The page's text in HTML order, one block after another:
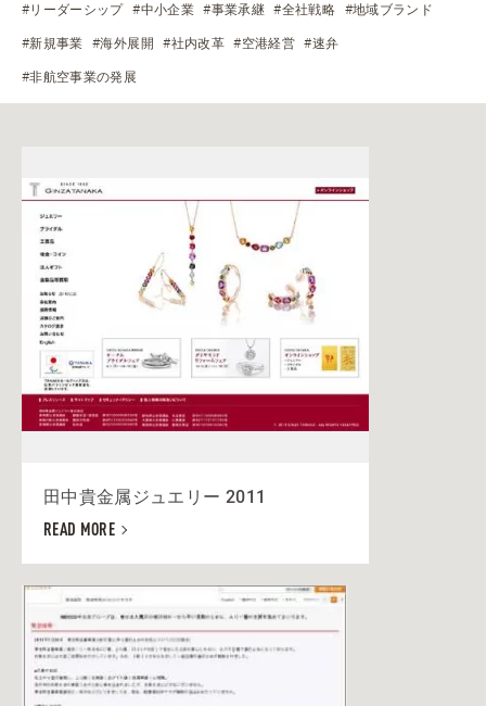
#リーダーシップ #中小企業 #事業承継 #全社戦略 #地域ブランド
#新規事業 #海外展開 #社内改革 #空港経営 #速弁
#非航空事業の発展
田中貴金属ジュエリー 2011
READ MORE